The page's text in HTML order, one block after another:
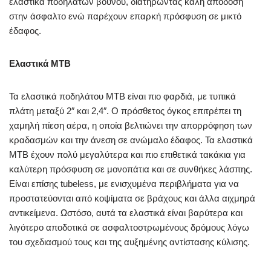
στην άσφαλτο ενώ παρέχουν επαρκή πρόσφυση σε μικτό
έδαφος.
Ελαστικά MTB
Τα ελαστικά ποδηλάτου MTB είναι πιο φαρδιά, με τυπικά
πλάτη μεταξύ 2″ και 2,4″. Ο πρόσθετος όγκος επιτρέπει τη
χαμηλή πίεση αέρα, η οποία βελτιώνει την απορρόφηση των
κραδασμών και την άνεση σε ανώμαλο έδαφος. Τα ελαστικά
MTB έχουν πολύ μεγαλύτερα και πιο επιθετικά τακάκια για
καλύτερη πρόσφυση σε μονοπάτια και σε συνθήκες λάσπης.
Είναι επίσης tubeless, με ενισχυμένα περιβλήματα για να
προστατεύονται από κοψίματα σε βράχους και άλλα αιχμηρά
αντικείμενα. Ωστόσο, αυτά τα ελαστικά είναι βαρύτερα και
λιγότερο αποδοτικά σε ασφαλτοστρωμένους δρόμους λόγω
του σχεδιασμού τους και της αυξημένης αντίστασης κύλισης.